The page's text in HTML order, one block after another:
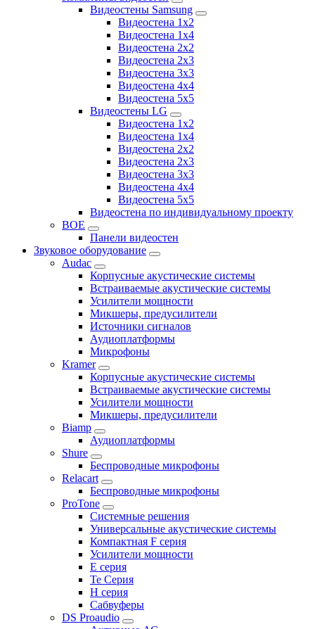
Видеостены Samsung
Видеостена 1x2
Видеостена 1x4
Видеостена 2x2
Видеостена 2х3
Видеостена 3x3
Видеостена 4x4
Видеостена 5x5
Видеостены LG
Видеостена 1x2
Видеостена 1x4
Видеостена 2x2
Видеостена 2x3
Видеостена 3x3
Видеостена 4x4
Видеостена 5x5
Видеостена по индивидуальному проекту
BOE
Панели видеостен
Звуковое оборудование
Audac
Корпусные акустические системы
Встраиваемые акустические системы
Усилители мощности
Микшеры, предусилители
Источники сигналов
Аудиоплатформы
Микрофоны
Kramer
Корпусные акустические системы
Встраиваемые акустические системы
Усилители мощности
Микшеры, предусилители
Biamp
Аудиоплатформы
Shure
Беспроводные микрофоны
Relacart
Беспроводные микрофоны
ProTone
Системные решения
Универсальные акустические системы
Компактная F серия
Усилители мощности
E серия
Te Серия
H серия
Сабвуферы
DS Proaudio